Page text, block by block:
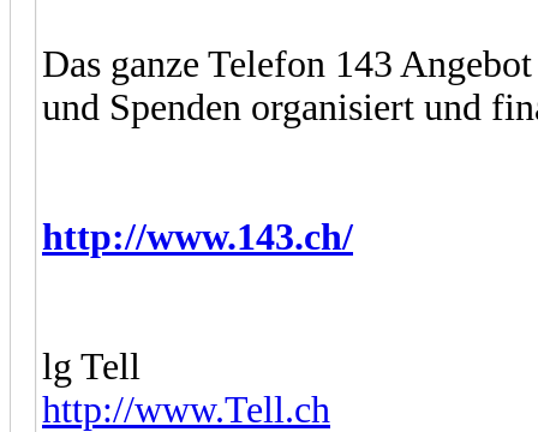
Das ganze Telefon 143
und Spenden organisiert und
http://www.143.ch/
lg Tell
http://www.Tell.ch